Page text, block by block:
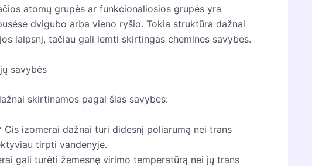
atomų grupės ar funkcionaliosios grupės yra
dvigubo arba vieno ryšio. Tokia struktūra dažnai
laipsnį, tačiau gali lemti skirtingas chemines savybes.
savybės
skirtinamos pagal šias savybes:
izomerai dažnai turi didesnį poliarumą nei trans
tirpti vandenyje.
gali turėti žemesnę virimo temperatūrą nei jų trans